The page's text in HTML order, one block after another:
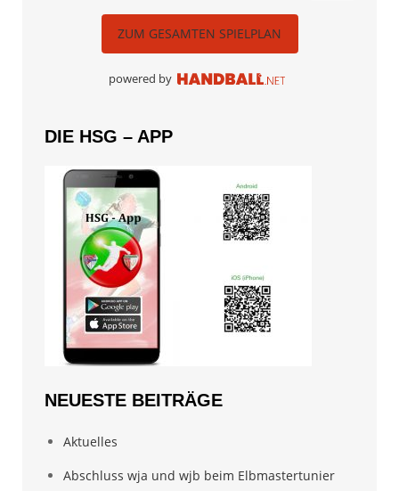
ZUM GESAMTEN SPIELPLAN
powered by
DIE HSG – APP
NEUESTE BEITRÄGE
Aktuelles
Abschluss wja und wjb beim Elbmastertunier